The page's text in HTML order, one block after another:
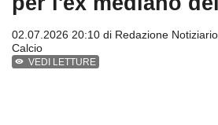
02.07.2026 20:10 di Redazione
Calcio
VEDI LETTURE